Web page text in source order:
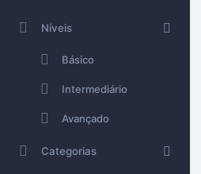
Níveis
Básico
Intermediário
Avançado
Categorias